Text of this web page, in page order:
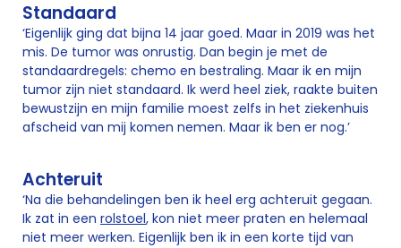
Standaard
‘Eigenlijk ging dat bijna 14 jaar goed. Maar in 2019 was het
mis. De tumor was onrustig. Dan begin je met de
standaardregels: chemo en bestraling. Maar ik en mijn
tumor zijn niet standaard. Ik werd heel ziek, raakte buiten
bewustzijn en mijn familie moest zelfs in het ziekenhuis
afscheid van mij komen nemen. Maar ik ben er nog.’
Achteruit
‘Na die behandelingen ben ik heel erg achteruit gegaan.
Ik zat in een rolstoel, kon niet meer praten en helemaal
niet meer werken. Eigenlijk ben ik in een korte tijd van